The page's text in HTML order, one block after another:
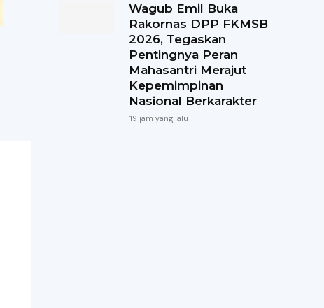
Wagub Emil Buka
Rakornas DPP FKMSB
2026, Tegaskan
Pentingnya Peran
Mahasantri Merajut
Kepemimpinan
Nasional Berkarakter
19 jam yang lalu